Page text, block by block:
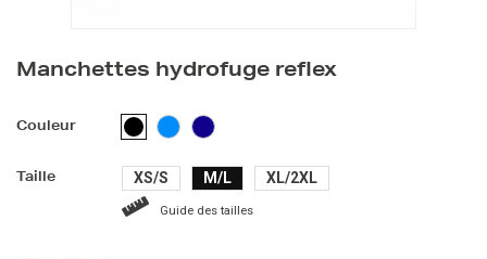
Manchettes hydrofuge reflex
Couleur NOIRBLEU
CLAIR
BLEU
Taille XS/S M/L XL/2XL
Guide des tailles